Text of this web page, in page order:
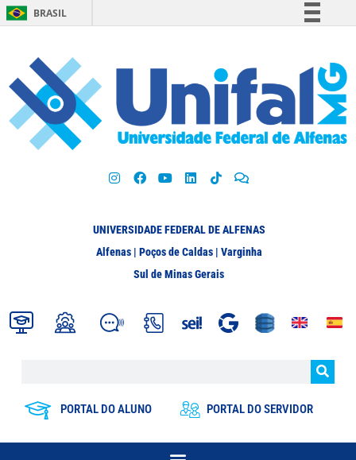
BRASIL
Participe
Acesso à informação
Legislação
UNIVERSIDADE FEDERAL DE ALFENAS
Alfenas | Poços de Caldas | Varginha
Sul de Minas Gerais
PORTAL DO ALUNO PORTAL DO SERVIDOR